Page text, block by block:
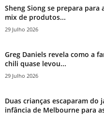
Sheng Siong se prepara para
mix de produtos...
29 Julho 2026
Greg Daniels revela como a
chili quase levou...
29 Julho 2026
Duas crianças escaparam do
infância de Melbourne para